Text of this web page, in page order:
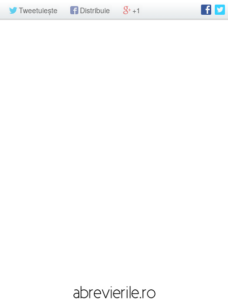
Tweetuiește Distribuie +1